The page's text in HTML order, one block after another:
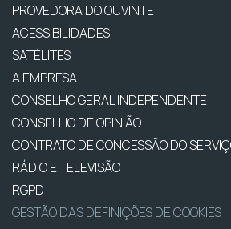
PROVEDORA DO OUVINTE
ACESSIBILIDADES
SATÉLITES
A EMPRESA
CONSELHO GERAL INDEPENDENTE
CONSELHO DE OPINIÃO
CONTRATO DE CONCESSÃO DO
RÁDIO E TELEVISÃO
RGPD
GESTÃO DAS DEFINIÇÕES DE COOKIES